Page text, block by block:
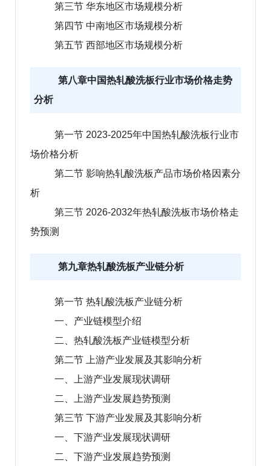
第三节 华东地区市场规模分析
第四节 中南地区市场规模分析
第五节 西部地区市场规模分析
第八章中国热轧酸洗板行业市场价格走势
分析
第一节 2023-2025年中国热轧酸洗板行业市
场价格分析
第二节 影响热轧酸洗板产品市场价格因素分
析
第三节 2026-2032年热轧酸洗板市场价格走
势预测
第九章热轧酸洗板产业链分析
第一节 热轧酸洗板产业链分析
一、产业链模型介绍
二、热轧酸洗板产业链模型分析
第二节 上游产业发展及其影响分析
一、上游产业发展现状调研
二、上游产业发展趋势预测
第三节 下游产业发展及其影响分析
一、下游产业发展现状调研
二、下游产业发展趋势预测